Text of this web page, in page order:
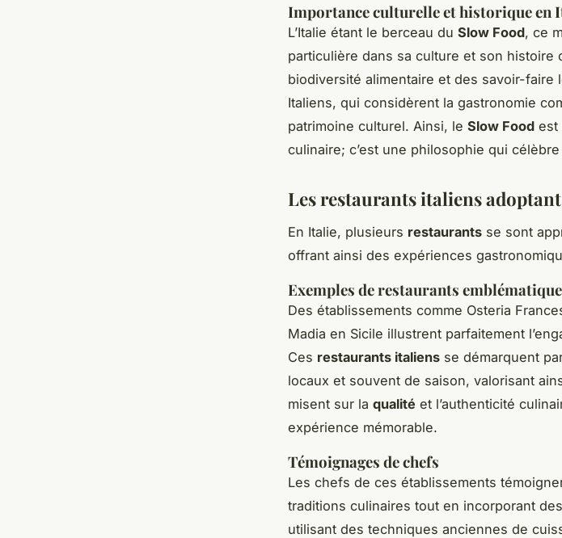
Importance culturelle et historique en
L’Italie étant le berceau du Slow Food, ce
particulière dans sa culture et son histoire
biodiversité alimentaire et des savoir-faire
Italiens, qui considèrent la gastronomie
patrimoine culturel. Ainsi, le Slow Food est
culinaire; c’est une philosophie qui
Les restaurants italiens
En Italie, plusieurs restaurants se sont
offrant ainsi des expériences
Exemples de restaurants
Des établissements comme Osteria
Madia en Sicile illustrent parfaitement
Ces restaurants italiens se démarquent
locaux et souvent de saison, valorisant
misent sur la qualité et l’authenticité
expérience mémorable.
Témoignages de chefs
Les chefs de ces établissements
traditions culinaires tout en incorporant
utilisant des techniques anciennes de